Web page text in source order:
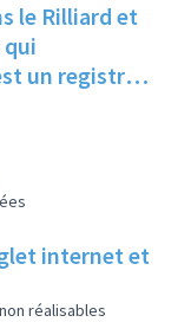
le Rilliard et
qui
un registre
et
internet et
réalisables